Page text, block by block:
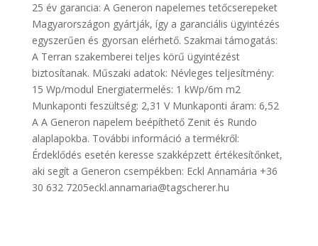
25 év garancia: A Generon napelemes tetőcserepeket
Magyarországon gyártják, így a garanciális ügyintézés
egyszerűen és gyorsan elérhető. Szakmai támogatás:
A Terran szakemberei teljes körű ügyintézést
biztosítanak. Műszaki adatok: Névleges teljesítmény:
15 Wp/modul Energiatermelés: 1 kWp/6m m2
Munkaponti feszültség: 2,31 V Munkaponti áram: 6,52
A A Generon napelem beépíthető Zenit és Rundo
alaplapokba. További információ a termékről:
Érdeklődés esetén keresse szakképzett értékesítőnket,
aki segít a Generon csempékben: Eckl Annamária +36
30 632 7205eckl.annamaria@tagscherer.hu